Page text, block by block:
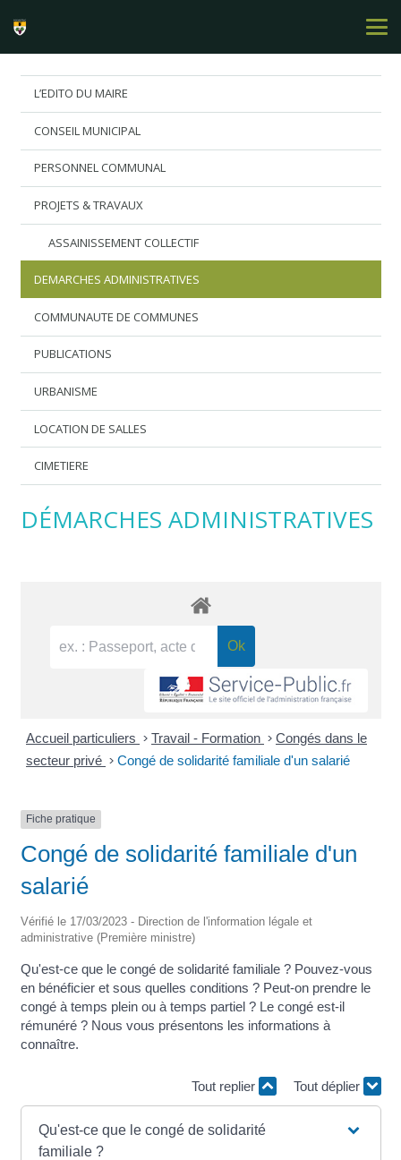
L’EDITO DU MAIRE
CONSEIL MUNICIPAL
PERSONNEL COMMUNAL
PROJETS & TRAVAUX
ASSAINISSEMENT COLLECTIF
DEMARCHES ADMINISTRATIVES
COMMUNAUTE DE COMMUNES
PUBLICATIONS
URBANISME
LOCATION DE SALLES
CIMETIERE
DÉMARCHES ADMINISTRATIVES
Accueil particuliers > Travail - Formation > Congés dans le
secteur privé > Congé de solidarité familiale d'un salarié
Fiche pratique
Congé de solidarité familiale d'un
salarié
Vérifié le 17/03/2023 - Direction de l'information légale et
administrative (Première ministre)
Qu'est-ce que le congé de solidarité familiale ? Pouvez-vous
en bénéficier et sous quelles conditions ? Peut-on prendre le
congé à temps plein ou à temps partiel ? Le congé est-il
rémunéré ? Nous vous présentons les informations à
connaître.
Tout replier Tout déplier
Qu'est-ce que le congé de solidarité
familiale ?